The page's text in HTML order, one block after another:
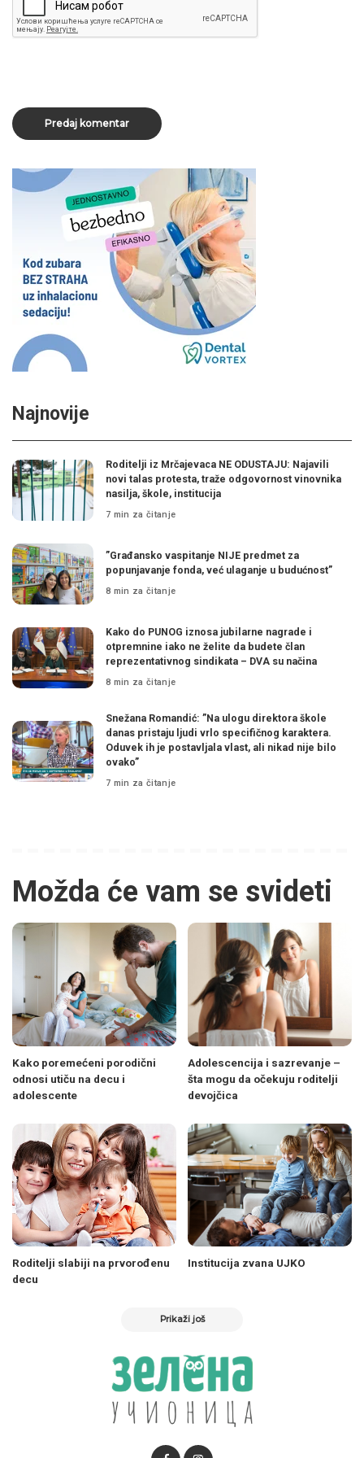
Najnovije
Roditelji iz Mrčajevaca NE ODUSTAJU: Najavili
novi talas protesta, traže odgovornost vinovnika
nasilja, škole, institucija
7 min za čitanje
”Građansko vaspitanje NIJE predmet za
popunjavanje fonda, već ulaganje u budućnost”
8 min za čitanje
Kako do PUNOG iznosa jubilarne nagrade i
otpremnine iako ne želite da budete član
reprezentativnog sindikata – DVA su načina
8 min za čitanje
Snežana Romandić: ”Na ulogu direktora škole
danas pristaju ljudi vrlo specifičnog karaktera.
Oduvek ih je postavljala vlast, ali nikad nije bilo
ovako”
7 min za čitanje
Možda će vam se svideti
Kako poremećeni porodični
odnosi utiču na decu i
adolescente
Adolescencija i sazrevanje –
šta mogu da očekuju roditelji
devojčica
Roditelji slabiji na prvorođenu
decu
Institucija zvana UJKO
Prikaži još